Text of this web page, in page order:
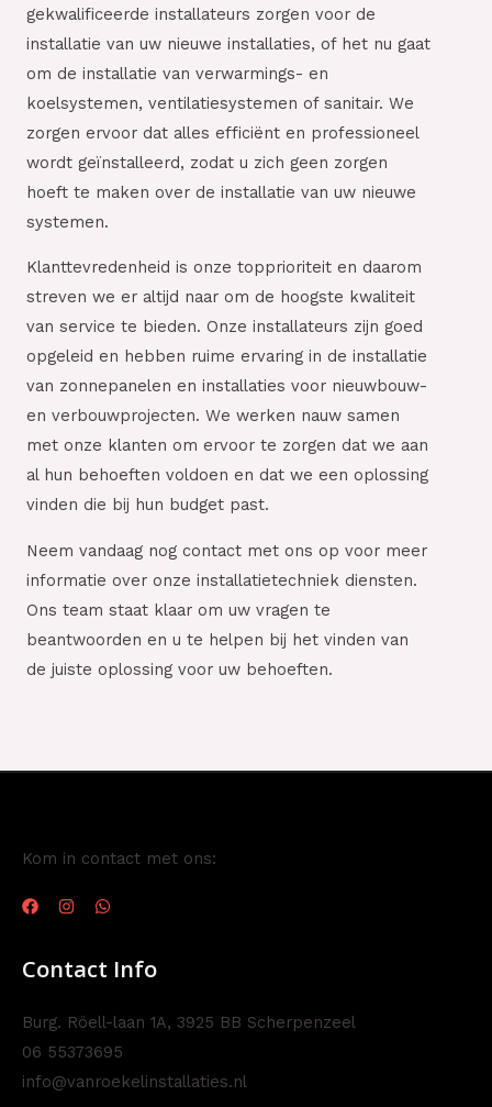
gekwalificeerde installateurs zorgen voor de
installatie van uw nieuwe installaties, of het nu gaat
om de installatie van verwarmings- en
koelsystemen, ventilatiesystemen of sanitair. We
zorgen ervoor dat alles efficiënt en professioneel
wordt geïnstalleerd, zodat u zich geen zorgen
hoeft te maken over de installatie van uw nieuwe
systemen.
Klanttevredenheid is onze topprioriteit en daarom
streven we er altijd naar om de hoogste kwaliteit
van service te bieden. Onze installateurs zijn goed
opgeleid en hebben ruime ervaring in de installatie
van zonnepanelen en installaties voor nieuwbouw-
en verbouwprojecten. We werken nauw samen
met onze klanten om ervoor te zorgen dat we aan
al hun behoeften voldoen en dat we een oplossing
vinden die bij hun budget past.
Neem vandaag nog contact met ons op voor meer
informatie over onze installatietechniek diensten.
Ons team staat klaar om uw vragen te
beantwoorden en u te helpen bij het vinden van
de juiste oplossing voor uw behoeften.
Kom in contact met ons:
Contact Info
Burg. Röell-laan 1A, 3925 BB Scherpenzeel
06 55373695
info@vanroekelinstallaties.nl